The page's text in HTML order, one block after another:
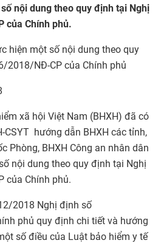
nội dung theo quy định tại Nghị
của Chính phủ.
hiện một số nội dung theo quy
2018/NĐ-CP của Chính phủ
xã hội Việt Nam (BHXH) đã có
CSYT hướng dẫn BHXH các tỉnh,
Phòng, BHXH Công an nhân dân
nội dung theo quy định tại Nghị
của Chính phủ.
2018 Nghị định số
phủ quy định chi tiết và hướng
số điều của Luật bảo hiểm y tế